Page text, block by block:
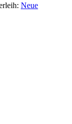
Neue